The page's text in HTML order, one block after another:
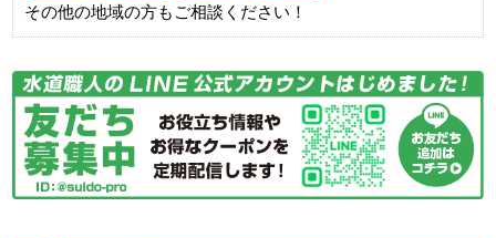
その他の地域の方もご相談ください！